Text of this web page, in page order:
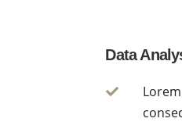
Data
